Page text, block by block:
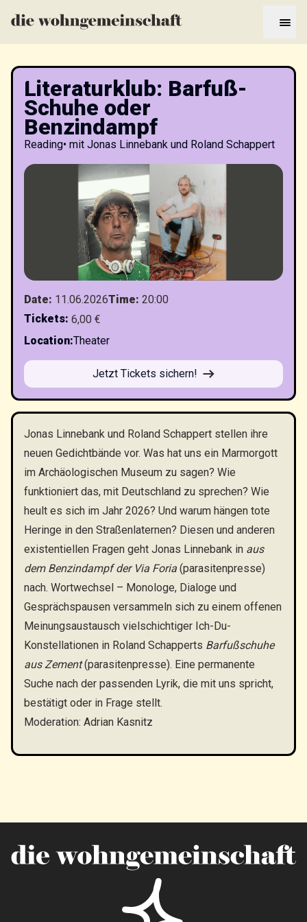
Literaturklub: Barfuß-
Schuhe oder
Benzindampf
Reading• mit Jonas Linnebank und Roland Schappert
Date: 11.06.2026Time: 20:00
Tickets: 6,00 €
Location:Theater
Jetzt Tickets sichern!
Jonas Linnebank und Roland Schappert stellen ihre
neuen Gedichtbände vor. Was hat uns ein Marmorgott
im Archäologischen Museum zu sagen? Wie
funktioniert das, mit Deutschland zu sprechen? Wie
heult es sich im Jahr 2026? Und warum hängen tote
Heringe in den Straßenlaternen? Diesen und anderen
existentiellen Fragen geht Jonas Linnebank in aus
dem Benzindampf der Via Foria (parasitenpresse)
nach. Wortwechsel – Monologe, Dialoge und
Gesprächspausen versammeln sich zu einem offenen
Meinungsaustausch vielschichtiger Ich-Du-
Konstellationen in Roland Schapperts Barfußschuhe
aus Zement(parasitenpresse). Eine permanente
Suche nach der passenden Lyrik, die mit uns spricht,
bestätigt oder in Frage stellt.
Moderation: Adrian Kasnitz